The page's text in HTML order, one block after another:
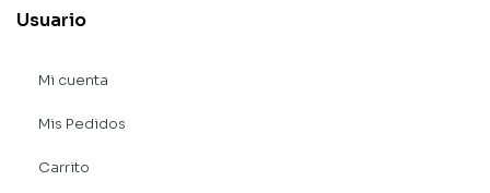
Usuario
Mi cuenta
Mis Pedidos
Carrito